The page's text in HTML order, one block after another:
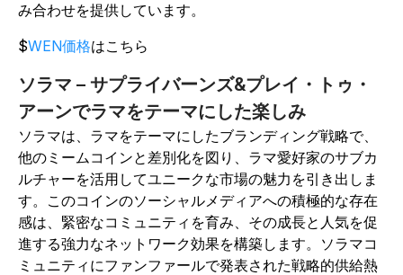
み合わせを提供しています。
$WEN価格はこちら
ソラマ – サプライバーンズ&プレイ・トゥ・
アーンでラマをテーマにした楽しみ
ソラマは、ラマをテーマにしたブランディング戦略で、
他のミームコインと差別化を図り、ラマ愛好家のサブカ
ルチャーを活用してユニークな市場の魅力を引き出しま
す。このコインのソーシャルメディアへの積極的な存在
感は、緊密なコミュニティを育み、その成長と人気を促
進する強力なネットワーク効果を構築します。ソラマコ
ミュニティにファンファールで発表された戦略的供給熱